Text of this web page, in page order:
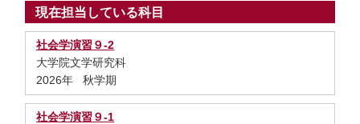
現在担当している科目
社会学演習９-2
大学院文学研究科
2026年 秋学期
社会学演習９-1